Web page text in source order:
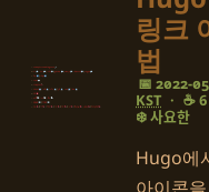
링크
법
📅 2022-
KST · ☕
❄️ 사요한
Hugo에